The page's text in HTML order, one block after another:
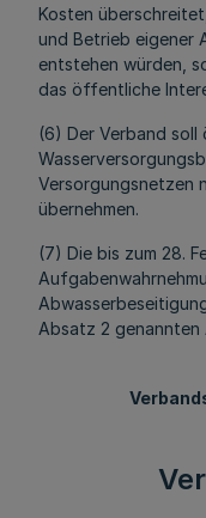
Kosten
und Betrieb eigener
entstehen würden,
das öffentliche
(6) Der Verband
Versorgungsnetzen
übernehmen.
(7) Die bis zum 28.
Absatz 2